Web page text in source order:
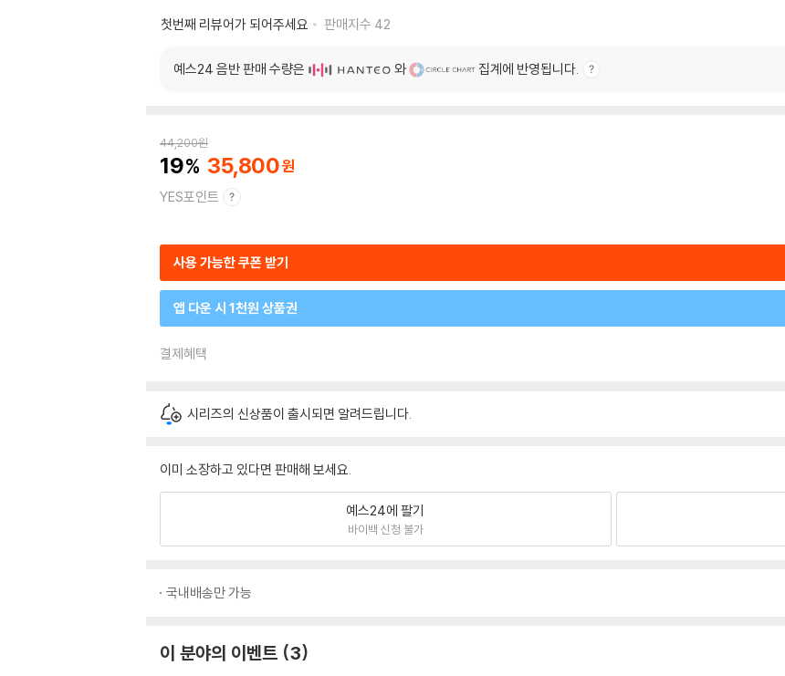
첫번째 리뷰어가 되어주세요
판매지수 42
예스24 음반 판매 수량은 와 집계에 반영됩니다.
44,200원
19 35,800
YES포인트
사용 가능한 쿠폰 받기
앱 다운 시 1천원 상품권
결제혜택
시리즈의 신상품이 출시되면 알려드립니다.
이미 소장하고 있다면 판매해 보세요.
예스24에 팔기
바이백 신청 불가
국내배송만 가능
이 분야의 이벤트 3